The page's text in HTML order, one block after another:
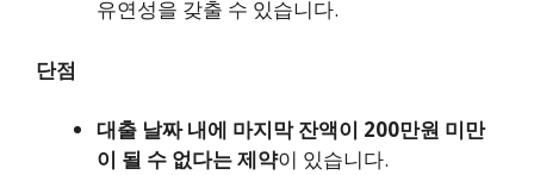
유연성을 갖출 수 있습니다.
단점
대출 날짜 내에 마지막 잔액이 200만원 미만
이 될 수 없다는 제약이 있습니다.